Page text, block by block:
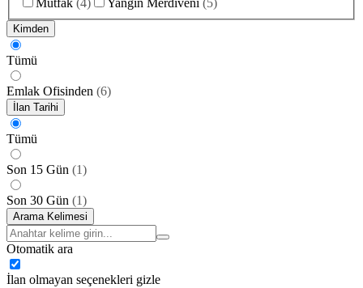
Mutfak (4) Yangın Merdiveni (5)
Kimden
Tümü
Emlak Ofisinden (6)
İlan Tarihi
Tümü
Son 15 Gün (1)
Son 30 Gün (1)
Arama Kelimesi
Otomatik ara
İlan olmayan seçenekleri gizle